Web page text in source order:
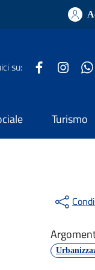
su: Facebook
Turismo